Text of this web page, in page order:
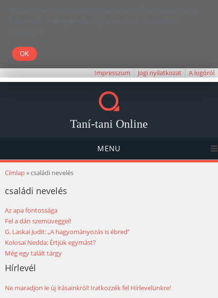
Kedves Olvasó! Weboldalunk böngészésével Ön elfogadja, hogy a
felhasználói élmény javítása céljából cookie-kat használunk.
Köszönjük!
Impresszum Jogi nyilatkozat A logóról
Taní-tani Online
MENU
Jelenlegi hely
Címlap» családi nevelés
családi nevelés
Az apa fontossága
Fel a dán szemüveggel!
G. Laskai Judit: „A hagyományozás is ébred”
Kolosai Nedda: Értjük egymást?
Még egy talált tárgy
Hírlevél
Ne maradjon le új írásainkról! Iratkozzék fel Hírlevelünkre!